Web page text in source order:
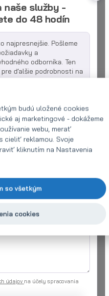
naše služby -
do 48 hodín
najpresnejšie. Pošleme
a
odborníka. Ten
ďalšie podrobnosti na
údajov na účely spracovania
budú uložené cookies
aj marketingové - dokážeme
webu, merať
cieliť reklamou. Svoje
kliknutím na Nastavenia
so všetkým
cookies